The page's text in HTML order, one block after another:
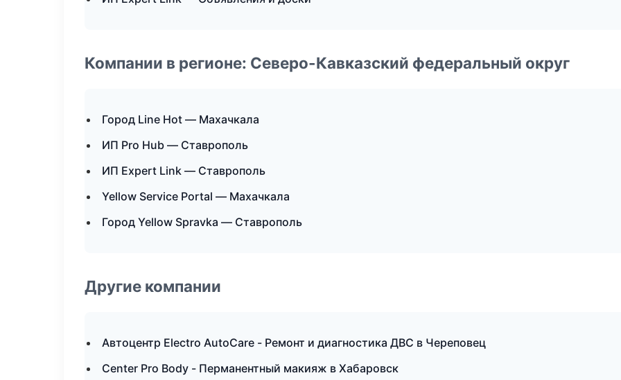
Компании в регионе: Северо-Кавказский федеральный округ
Город Line Hot — Махачкала
ИП Pro Hub — Ставрополь
ИП Expert Link — Ставрополь
Yellow Service Portal — Махачкала
Город Yellow Spravka — Ставрополь
Другие компании
Автоцентр Electro AutoCare - Ремонт и диагностика ДВС в Череповец
Center Pro Body - Перманентный макияж в Хабаровск